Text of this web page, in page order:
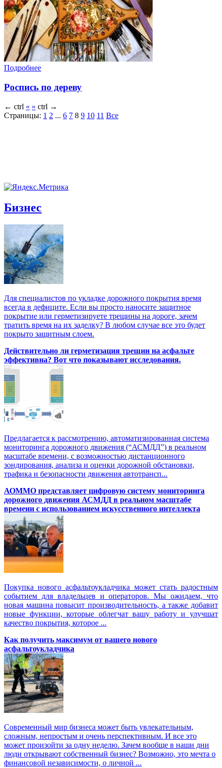
Подробнее
Роспись по дереву
← ctrl « » ctrl →
Страницы: 1 2 ... 6 7 8 9 10 11 Все
Бизнес
Для специалистов по укладке дорожного покрытия время
всегда в дефиците. Если вы просто наносите защитное
покрытие или герметизируете трещины на дороге, зачем
тратить время на их заделку? В любом случае все это будет
покрыто защитным слоем.
Действительно ли герметизация трещин на асфальте
эффективна? Вот что показывают исследования.
Предлагается к рассмотрению, автоматизированная система
мониторинга дорожного движения (“АСМДД”) в реальном
масштабе времени, с возможностью дистанционного
зондирования, анализа и оценки дорожной обстановки,
трафика и безопасности движения автотрансп...
АОММО представляет цифровую cистему мониторинга
дорожного движения АСМДД в реальном масштабе
времени с использованием искусственного интеллекта
Покупка нового асфальтоукладчика может стать радостным
событием для владельцев и операторов. Мы ожидаем, что
новая машина повысит производительность, а также добавит
новые функции, которые облегчат вашу работу и улучшат
качество покрытия, которое ...
Как получить максимум от вашего нового
асфальтоукладчика
Современный мир бизнеса может быть увлекательным,
сложным, непростым и очень перспективным. И все это
может произойти за одну неделю. Зачем вообще в наши дни
люди открывают собственный бизнес? Возможно, это мечта о
финансовой независимости, о личной ...